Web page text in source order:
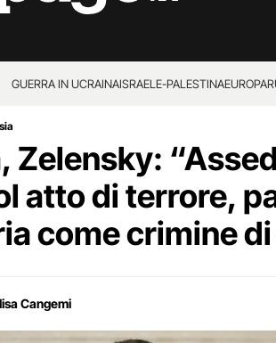
GUERRA IN UCRAINAISRAELE-PALESTINAEUROPA
Zelensky:
atto di terrore,
come crimine
Cangemi